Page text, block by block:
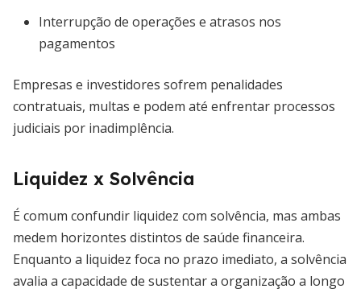
Interrupção de operações e atrasos nos
pagamentos
Empresas e investidores sofrem penalidades
contratuais, multas e podem até enfrentar processos
judiciais por inadimplência.
Liquidez x Solvência
É comum confundir liquidez com solvência, mas ambas
medem horizontes distintos de saúde financeira.
Enquanto a liquidez foca no prazo imediato, a solvência
avalia a capacidade de sustentar a organização a longo